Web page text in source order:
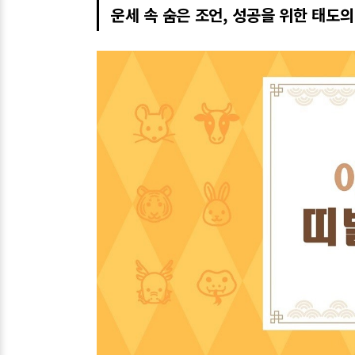
운세 속 숨은 조언, 성공을 위한 태도